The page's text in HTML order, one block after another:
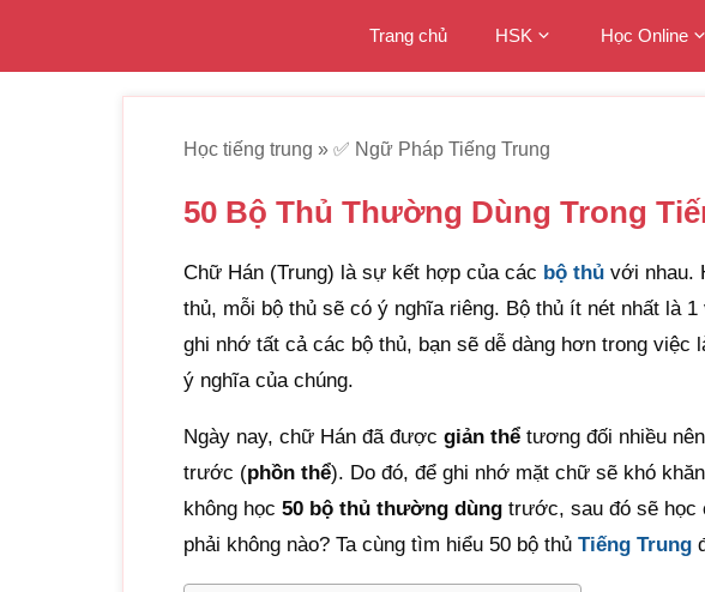
Trang chủ HSK Học Online
Học tiếng trung » ✅ Ngữ Pháp Tiếng Trung
50 Bộ Thủ Thường Dùng Trong
Chữ Hán (Trung) là sự kết hợp của các bộ thủ với nhau.
thủ, mỗi bộ thủ sẽ có ý nghĩa riêng. Bộ thủ ít nét nhất là
ghi nhớ tất cả các bộ thủ, bạn sẽ dễ dàng hơn trong việc
ý nghĩa của chúng.
Ngày nay, chữ Hán đã được giản thể tương đối nhiều
trước (phồn thể). Do đó, để ghi nhớ mặt chữ sẽ khó
không học 50 bộ thủ thường dùng trước, sau đó sẽ học
phải không nào? Ta cùng tìm hiểu 50 bộ thủ Tiếng Trung